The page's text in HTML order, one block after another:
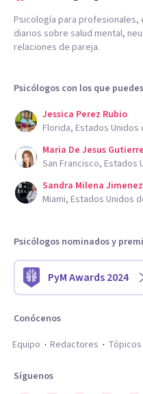
Psicología para
diarios sobre salud mental,
relaciones de pareja.
Psicólogos con los que
Jessica Perez Rubio
Florida, Estados Unidos
Maria De Jesus
San Francisco, Estados
Sandra Milena
Miami, Estados Unidos
Psicólogos nominados y
PyM Awards 2024
Conócenos
Equipo
Redactores Tópicos
Síguenos